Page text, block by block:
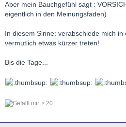
Aber mein Bauchgefühl sagt :
eigentlich in den Meinungsfaden)
In diesem Sinne: verabschiede mich
vermutlich etwas kürzer treten!
Bis die Tage...
20